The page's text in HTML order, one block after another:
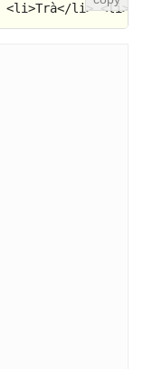
<li>Trà</li> <li>